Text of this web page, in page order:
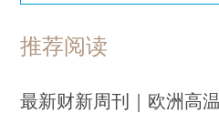
推荐阅读
最新财新周刊｜欧洲高